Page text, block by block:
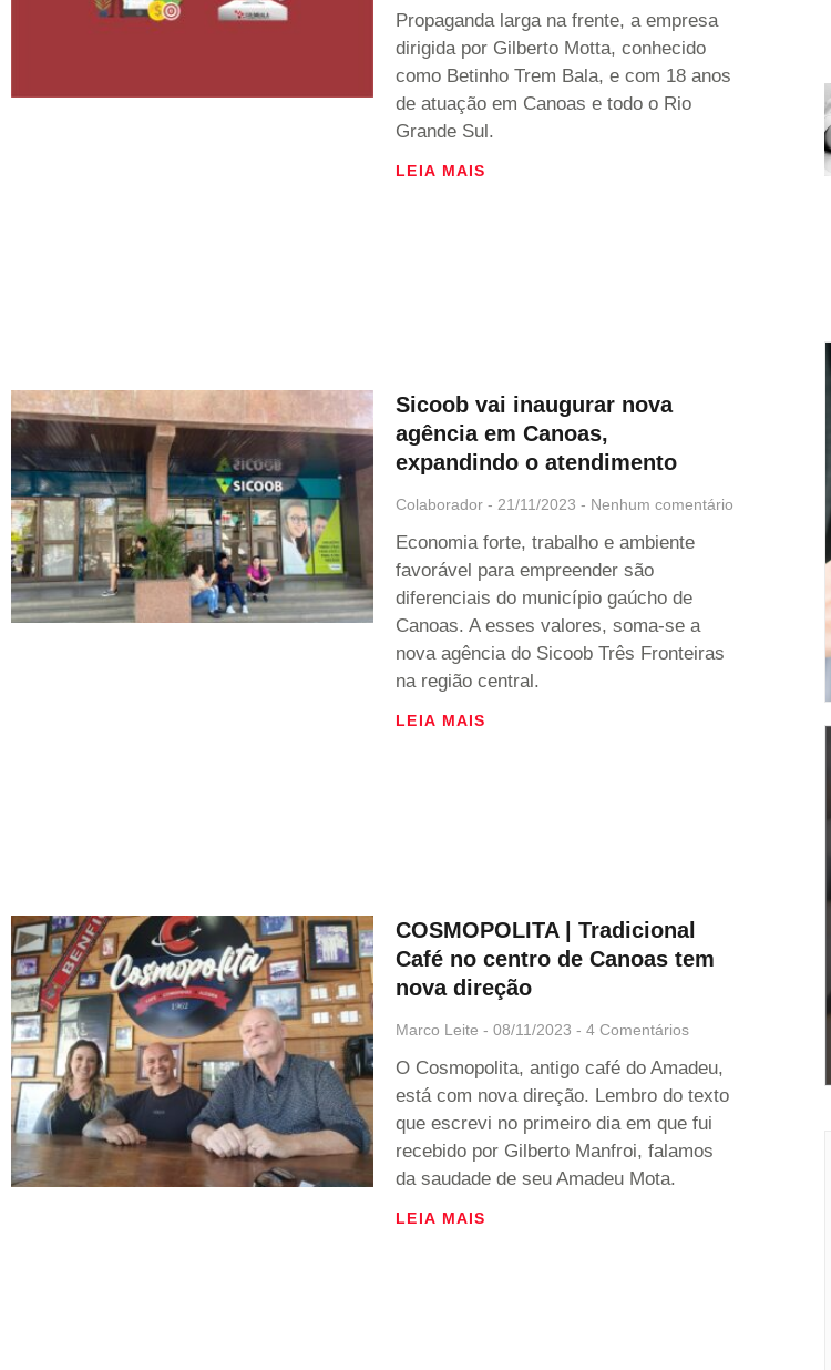
Propaganda larga na frente, a empresa
dirigida por Gilberto Motta, conhecido
como Betinho Trem Bala, e com 18 anos
de atuação em Canoas e todo o Rio
Grande Sul.
LEIA MAIS
Sicoob vai inaugurar nova
agência em Canoas,
expandindo o atendimento
Colaborador 21/11/2023 Nenhum comentário
Economia forte, trabalho e ambiente
favorável para empreender são
diferenciais do município gaúcho de
Canoas. A esses valores, soma-se a
nova agência do Sicoob Três Fronteiras
na região central.
LEIA MAIS
COSMOPOLITA | Tradicional
Café no centro de Canoas tem
nova direção
Marco Leite 08/11/2023 4 Comentários
O Cosmopolita, antigo café do Amadeu,
está com nova direção. Lembro do texto
que escrevi no primeiro dia em que fui
recebido por Gilberto Manfroi, falamos
da saudade de seu Amadeu Mota.
LEIA MAIS